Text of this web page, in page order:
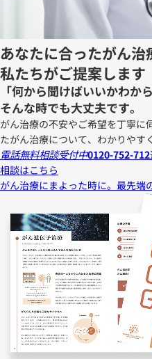
あなたに合ったがん治
私たちがご提案します
「何から聞けばいいかわか
そんな時でも大丈夫です。
がん治療の不安やご希望を丁寧に
たがん治療について、わかりやす
電話無料相談受付中0120-752-712
相談はこちら
がん治療にまよった時に。 最先端